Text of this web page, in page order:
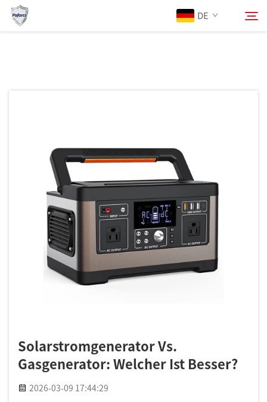
DE
Dienstleistungen
Herunterladen
Nachrichten
Kontaktieren Sie Uns
Solarstromgenerator Vs.
Gasgenerator: Welcher Ist Besser?
2026-03-09 17:44:29